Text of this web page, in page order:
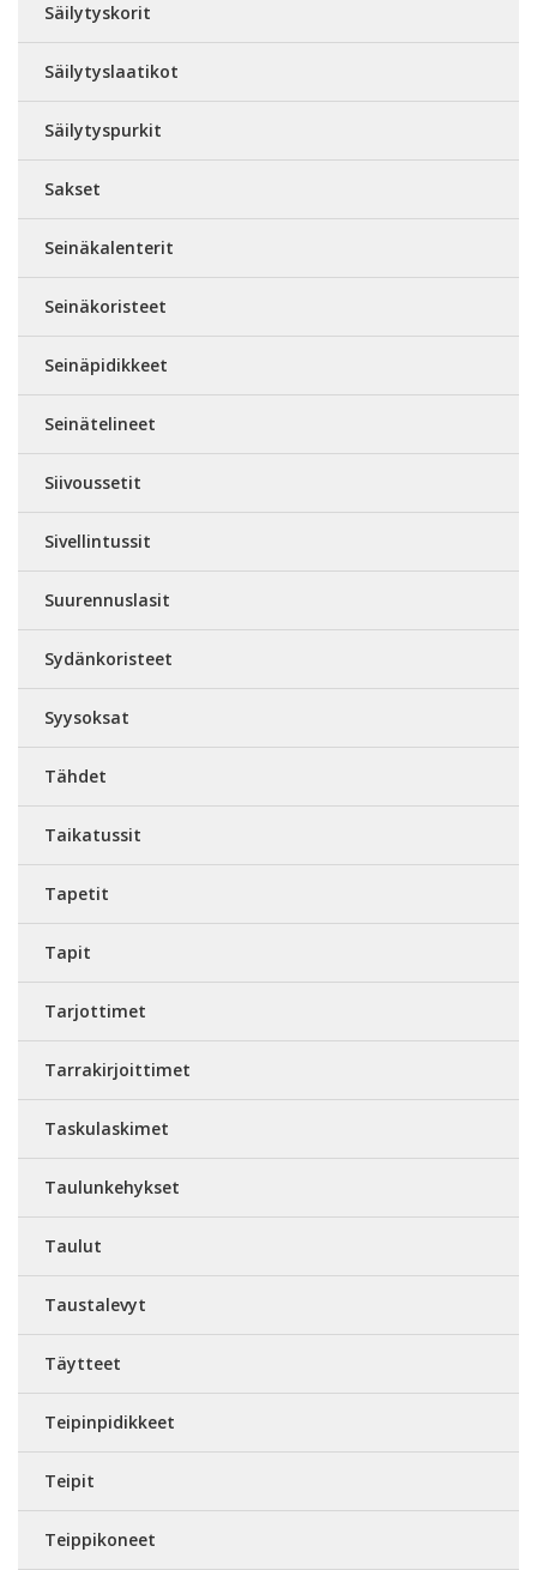
Säilytyskorit
Säilytyslaatikot
Säilytyspurkit
Sakset
Seinäkalenterit
Seinäkoristeet
Seinäpidikkeet
Seinätelineet
Siivoussetit
Sivellintussit
Suurennuslasit
Sydänkoristeet
Syysoksat
Tähdet
Taikatussit
Tapetit
Tapit
Tarjottimet
Tarrakirjoittimet
Taskulaskimet
Taulunkehykset
Taulut
Taustalevyt
Täytteet
Teipinpidikkeet
Teipit
Teippikoneet